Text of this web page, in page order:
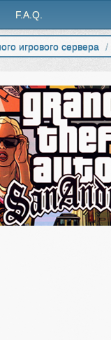
F.A.Q.
игрового сервера /